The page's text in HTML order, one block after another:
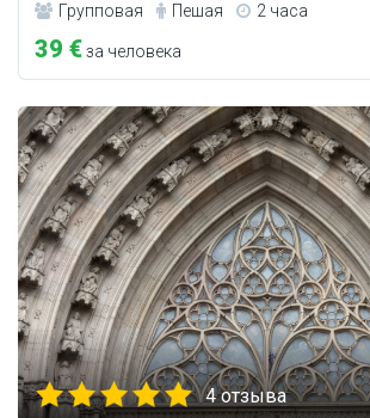
Групповая Пешая 2 часа
39 €за человека
4 отзыва